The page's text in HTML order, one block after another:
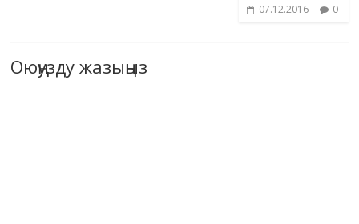
07.12.2016 0
Оюңузду жазыңыз